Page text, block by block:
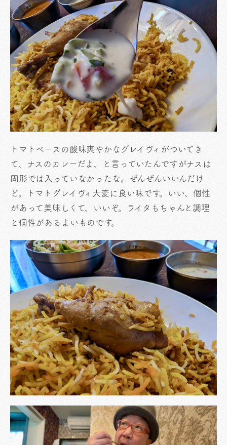
トマトベースの酸味爽やかなグレイヴィがついてき
て、ナスのカレーだよ、と言っていたんですがナスは
固形では入っていなかったな。ぜんぜんいいんだけ
ど。トマトグレイヴィ大変に良い味です。いい、個性
があって美味しくて、いいぞ。ライタもちゃんと調理
と個性があるよいものです。